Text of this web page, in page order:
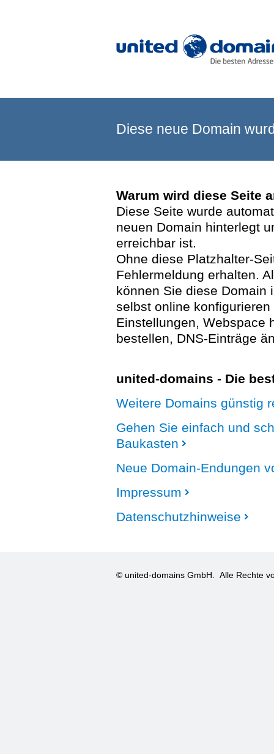
Diese neue Domain
Warum wird diese Seite
Diese Seite wurde
neuen Domain hinterlegt
erreichbar ist.
Ohne diese Platzhalter-
Fehlermeldung erhalten.
können Sie diese Domain
selbst online
Einstellungen, Webspace
bestellen, DNS-Einträge
united-domains - Die
Weitere Domains günstig
Gehen Sie einfach und
Baukasten
Neue Domain-Endungen
Impressum
Datenschutzhinweise
© united-domains GmbH. Alle Rechte